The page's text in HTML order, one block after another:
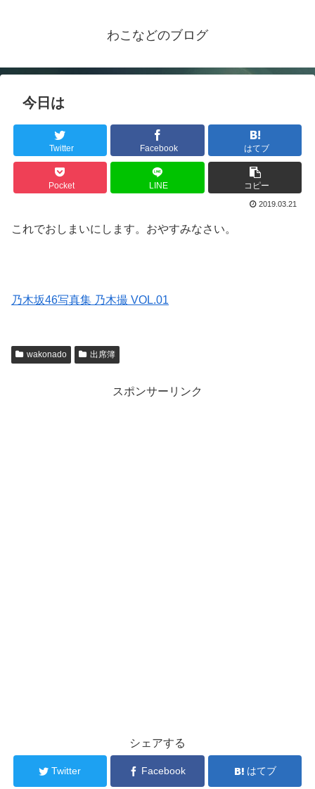
わこなどのブログ
今日は
Twitter Facebook はてブ
Pocket LINE コピー
2019.03.21
これでおしまいにします。おやすみなさい。
乃木坂46写真集 乃木撮 VOL.01
wakonado 出席簿
スポンサーリンク
シェアする
Twitter Facebook はてブ